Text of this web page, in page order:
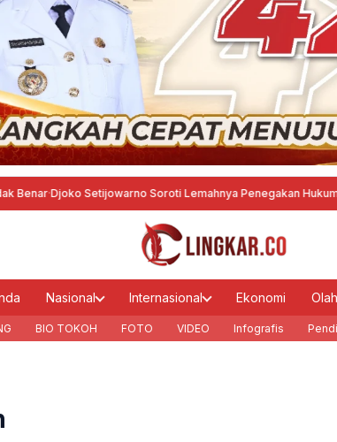
·Djoko Setijowarno Soroti Lemahnya Penegakan Hukum,
Nasional Internasional Ekonomi
BIO TOKOH FOTO VIDEO Infografis